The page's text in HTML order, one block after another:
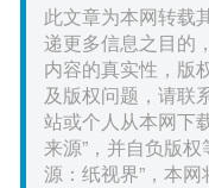
此文章为本网转载
递更多信息之目的
内容的真实性，版
及版权问题，请联
站或个人从本网下
来源”，并自负版
源：纸视界”，本网